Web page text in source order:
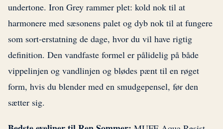
undertone. Iron Grey rammer plet: kold nok til at
harmonere med sæsonens palet og dyb nok til at fungere
som sort-erstatning de dage, hvor du vil have rigtig
definition. Den vandfaste formel er pålidelig på både
vippelinjen og vandlinjen og blødes pænt til en røget
form, hvis du blender med en smudgepensel, før den
sætter sig.